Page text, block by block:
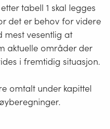
tabell 1 skal legges
det er behov for videre
mest vesentlig at
aktuelle områder der
i fremtidig situasjon.
omtalt under kapittel